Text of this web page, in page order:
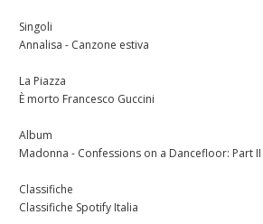
Singoli
Annalisa - Canzone estiva
La Piazza
È morto Francesco Guccini
Album
Madonna - Confessions on a Dancefloor: Part II
Classifiche
Classifiche Spotify Italia